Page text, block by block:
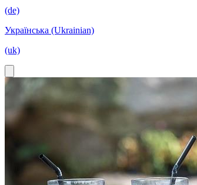
(de)
Українська (Ukrainian)
(uk)